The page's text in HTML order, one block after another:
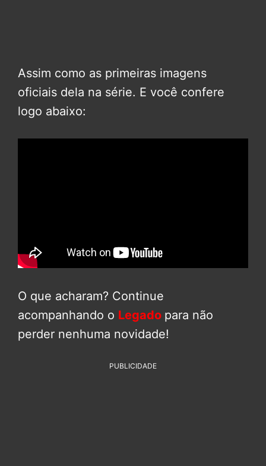
Assim como as primeiras imagens
oficiais dela na série. E você confere
logo abaixo:
O que acharam? Continue
acompanhando o Legado para não
perder nenhuma novidade!
PUBLICIDADE